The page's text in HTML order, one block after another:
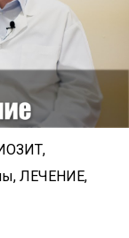
ЛЕЧЕНИЕ,